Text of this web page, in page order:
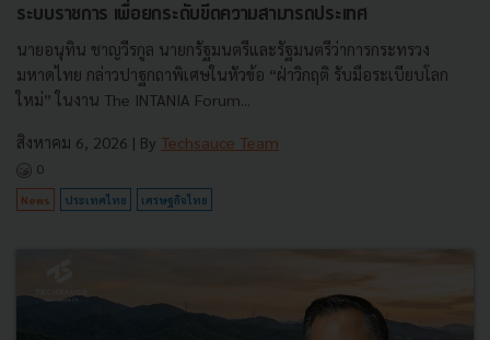
ระบบราชการ เพื่อยกระดับขีดความสามารถประเทศ
นายอนุทิน ชาญวีรกูล นายกรัฐมนตรีและรัฐมนตรีว่าการกระทรวง
มหาดไทย กล่าวปาฐกถาพิเศษในหัวข้อ “ฝ่าวิกฤติ รับมือระเบียบโลก
ใหม่” ในงาน The INTANIA Forum...
สิงหาคม 6, 2026 | By Techsauce Team
0
News ประเทศไทย เศรษฐกิจไทย